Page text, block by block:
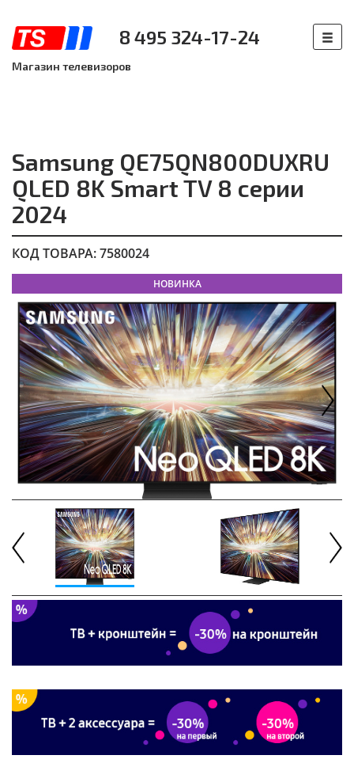
8 495 324-17-24
Магазин телевизоров
Samsung QE75QN800DUXRU
QLED 8K Smart TV 8 серии
2024
КОД ТОВАРА: 7580024
НОВИНКА
Next